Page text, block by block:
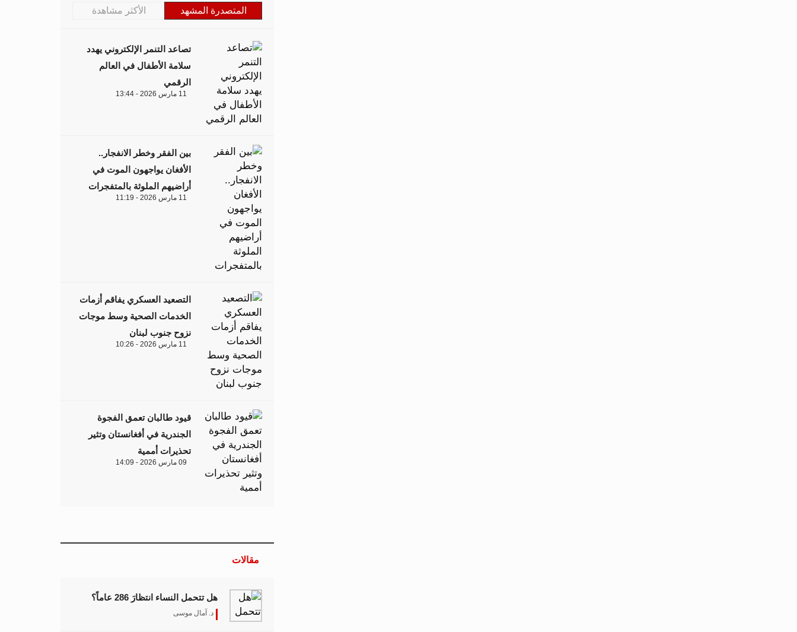
المتصدرة المشهد الأكثر مشاهدة
تصاعد التنمر الإلكتروني يهدد
سلامة الأطفال في العالم
الرقمي
11 مارس 2026 - 13:44
بين الفقر وخطر الانفجار..
الأفغان يواجهون الموت في
أراضيهم الملوثة بالمتفجرات
11 مارس 2026 - 11:19
التصعيد العسكري يفاقم أزمات
الخدمات الصحية وسط موجات
نزوح جنوب لبنان
11 مارس 2026 - 10:26
قيود طالبان تعمق الفجوة
الجندرية في أفغانستان وتثير
تحذيرات أممية
09 مارس 2026 - 14:09
مقالات
هل تتحمل النساء انتظارَ 286 عاماً؟
د. آمال موسى